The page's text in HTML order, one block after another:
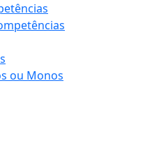
ou Monos